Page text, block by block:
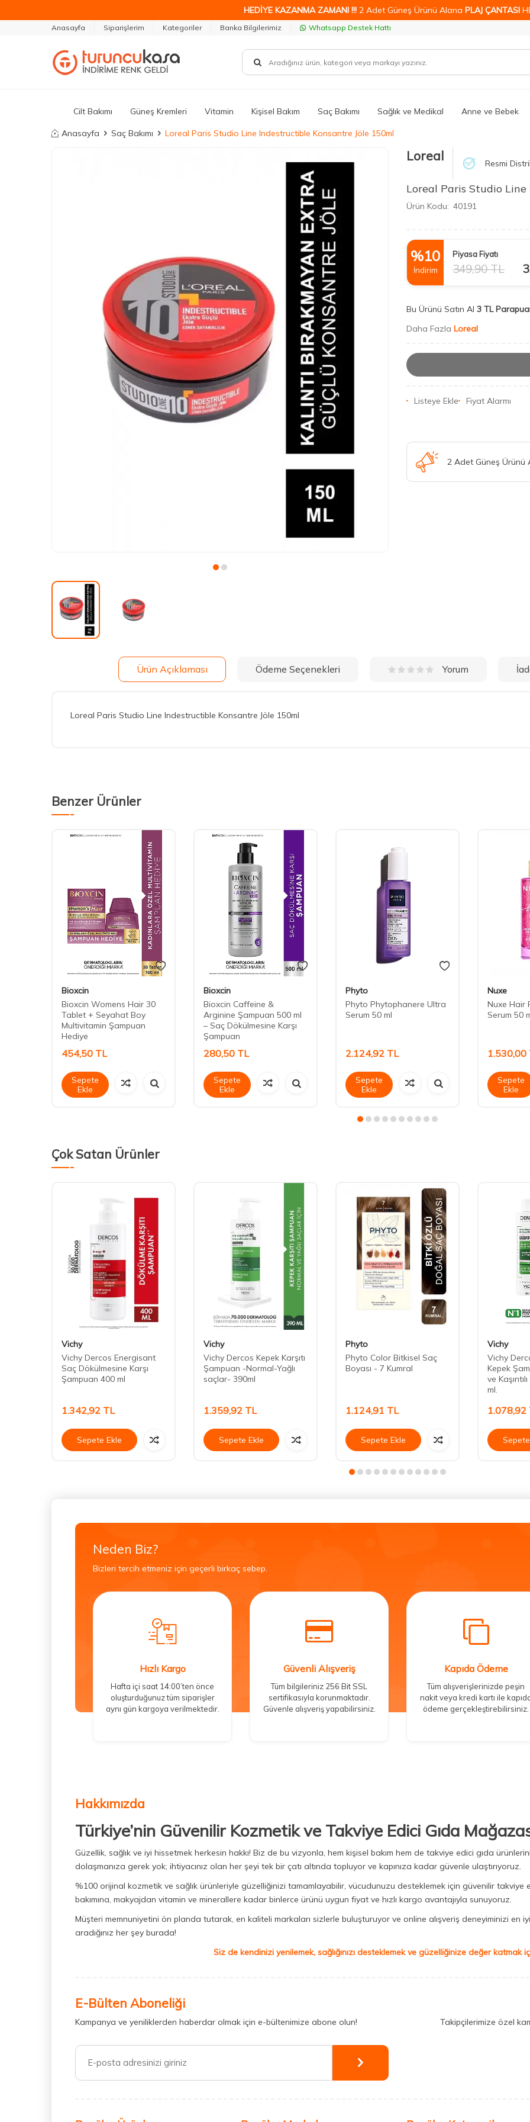
HEDİYE KAZANMA ZAMANI !!! 2 Adet Güneş Ürünü Alana PLAJ ÇANTASI
Anasayfa Siparişlerim Kategoriler Banka Bilgilerimiz Whatsapp Destek Hattı
Cilt Bakımı Güneş Kremleri Vitamin Kişisel Bakım Saç Bakımı Sağlık ve Medikal Anne ve Bebek
Anasayfa Saç Bakımı Loreal Paris Studio Line Indestructible Konsantre Jöle 150ml
Loreal Resmi
Loreal Paris Studio
Ürün Kodu: 40191
%10
İndirim
Piyasa Fiyatı
349,90TL
Bu Ürünü Satın Al 3 TL
Daha Fazla Loreal
Listeye Ekle Fiyat Alarmı
2 Adet Güneş Ürünü
Ürün Açıklaması Ödeme Seçenekleri Yorum
Loreal Paris Studio Line Indestructible Konsantre Jöle 150ml
Benzer Ürünler
Bioxcin
Bioxcin Womens Hair 30
Tablet + Seyahat Boy
Multivitamin Şampuan
Hediye
454,50 TL
Sepete
Ekle
Bioxcin
Bioxcin Caffeine &
Arginine Şampuan 500 ml
– Saç Dökülmesine Karşı
Şampuan
280,50 TL
Sepete
Ekle
Phyto
Phyto Phytophanere Ultra
Serum 50 ml
2.124,92 TL
Sepete
Ekle
Nuxe
Nuxe Hair
Serum 50
1.530,00
Sepete
Ekle
Çok Satan Ürünler
Vichy
Vichy Dercos Energisant
Saç Dökülmesine Karşı
Şampuan 400 ml
1.342,92 TL
Sepete Ekle
Vichy
Vichy Dercos Kepek Karşıtı
Şampuan -Normal-Yağlı
saçlar- 390ml
1.359,92 TL
Sepete Ekle
Phyto
Phyto Color Bitkisel Saç
Boyası - 7 Kumral
1.124,91 TL
Sepete Ekle
Vichy
Vichy
Kepek
ve
ml.
1.078,92
Neden Biz?
Bizleri tercih etmeniz için geçerli birkaç sebep.
Hızlı Kargo
Hafta içi saat 14:00’ten önce
oluşturduğunuz tüm siparişler
aynı gün kargoya verilmektedir.
Güvenli Alışveriş
Tüm bilgileriniz 256 Bit SSL
sertifikasıyla korunmaktadır.
Güvenle alışveriş yapabilirsiniz.
Kapıda Ödeme
Tüm alışverişlerinizde peşin
nakit veya kredi kartı ile
ödeme gerçekleştirebilirsiniz.
Hakkımızda
Türkiye’nin Güvenilir Kozmetik ve Takviye Edici Gıda
Güzellik, sağlık ve iyi hissetmek herkesin hakkı! Biz de bu vizyonla, hem kişisel bakım hem de takviye edici gıda
dolaşmanıza gerek yok; ihtiyacınız olan her şeyi tek bir çatı altında topluyor ve kapınıza kadar güvenle ulaştırıyoruz.
%100 orijinal kozmetik ve sağlık ürünleriyle güzelliğinizi tamamlayabilir, vücudunuzu desteklemek için güvenilir takviye
bakımına, makyajdan vitamin ve minerallere kadar binlerce ürünü uygun fiyat ve hızlı kargo avantajıyla sunuyoruz.
Müşteri memnuniyetini ön planda tutarak, en kaliteli markaları sizlerle buluşturuyor ve online alışveriş deneyiminizi en
aradığınız her şey burada!
Siz de kendinizi yenilemek, sağlığınızı desteklemek ve güzelliğinize değer katmak
E-Bülten Aboneliği
Kampanya ve yeniliklerden haberdar olmak için e-bültenimize abone olun! Takipçilerimize özel